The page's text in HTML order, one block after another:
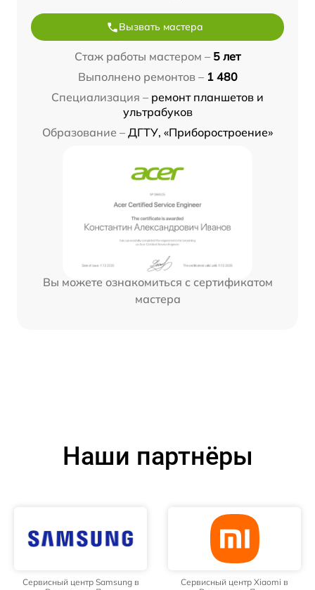
Вызвать мастера
Стаж работы мастером – 5 лет
Выполнено ремонтов – 1 480
Специализация – ремонт планшетов и
ультрабуков
Образование – ДГТУ, «Приборостроение»
Вы можете ознакомиться с сертификатом
мастера
Наши партнёры
Сервисный центр Samsung в
Сервисный центр Xiaomi в